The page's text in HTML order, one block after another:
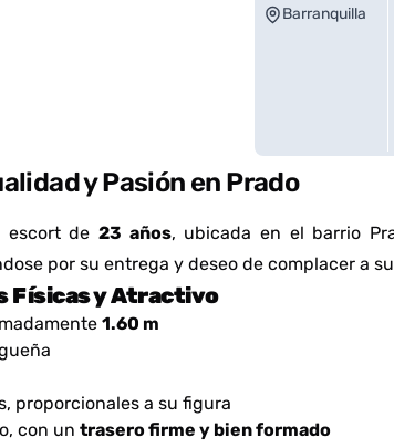
Barranquilla
y Pasión en Prado
escort de 23 años, ubicada en el barrio
por su entrega y deseo de complacer a
Físicas y Atractivo
1.60 m
proporcionales a su figura
con un trasero firme y bien formado